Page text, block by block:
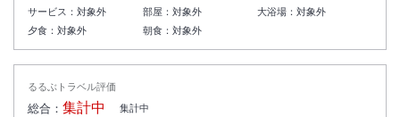
サービス： 対象外 部屋： 対象外 大浴場：対象外
夕食： 対象外 朝食： 対象外
るるぶトラベル評価
総合： 集計中 集計中